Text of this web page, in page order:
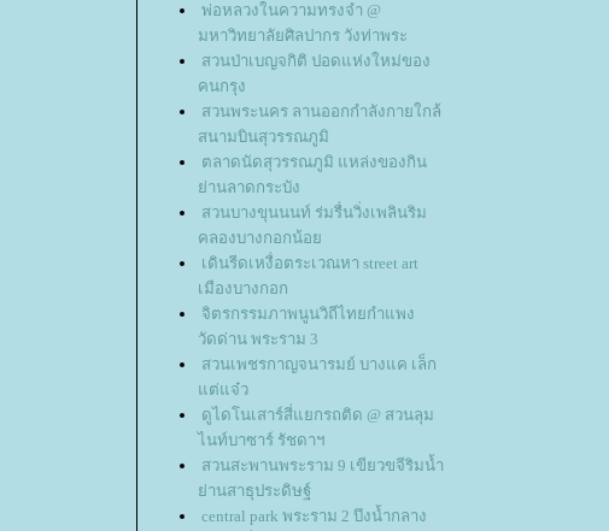
พ่อหลวงในความทรงจำ @
มหาวิทยาลัยศิลปากร วังท่าพระ
สวนป่าเบญจกิติ ปอดแห่งใหม่ของ
คนกรุง
สวนพระนคร ลานออกกำลังกายใกล้
สนามบินสุวรรณภูมิ
ตลาดนัดสุวรรณภูมิ แหล่งของกิน
่านลาดกระบัง
สวนบางขุนนนท์ ร่มรื่นวิ่งเพลินริม
คลองบางกอกน้อ
เดินรีดเหงื่อตระเวณหา street art
เมืองบางกอก
จิตรกรรมภาพนูนวิถีไทยกำแพง
วัดด่าน พระราม 3
สวนเพชรกาญจนารมย์ บางแค เล็ก
ต่แจ๋ว
ดูไดโนเสาร์สี่แยกรถติด @ สวนลุม
ไนท์บาซาร์ รัชดาฯ
สวนสะพานพระราม 9 เขียวขจีริมน้ำ
่านสาธุประดิษฐ์
central park พระราม 2 บึงน้ำกลาง